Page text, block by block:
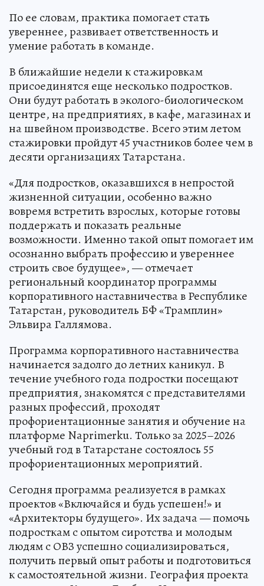
По ее словам, практика помогает стать
увереннее, развивает ответственность и
умение работать в команде.
В ближайшие недели к стажировкам
присоединятся еще несколько подростков.
Они будут работать в эколого-биологическом
центре, на предприятиях, в кафе, магазинах и
на швейном производстве. Всего этим летом
стажировки пройдут 45 участников более чем в
десяти организациях Татарстана.
«Для подростков, оказавшихся в непростой
жизненной ситуации, особенно важно
вовремя встретить взрослых, которые готовы
поддержать и показать реальные
возможности. Именно такой опыт помогает им
осознанно выбрать профессию и увереннее
строить свое будущее», — отмечает
региональный координатор программы
корпоративного наставничества в Республике
Татарстан, руководитель БФ «Трамплин»
Эльвира Галлямова.
Программа корпоративного наставничества
начинается задолго до летних каникул. В
течение учебного года подростки посещают
предприятия, знакомятся с представителями
разных профессий, проходят
профориентационные занятия и обучение на
платформе Naprimerku. Только за 2025–2026
учебный год в Татарстане состоялось 55
профориентационных мероприятий.
Сегодня программа реализуется в рамках
проектов «Включайся и будь успешен!» и
«Архитекторы будущего». Их задача — помочь
подросткам с опытом сиротства и молодым
людям с ОВЗ успешно социализироваться,
получить первый опыт работы и подготовиться
к самостоятельной жизни. География проекта